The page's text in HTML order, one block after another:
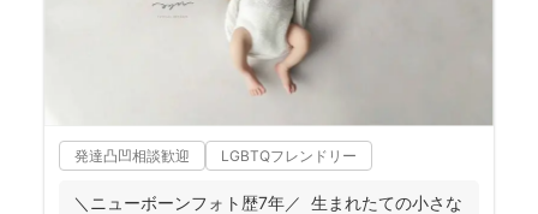
発達凸凹相談歓迎 LGBTQフレンドリー
＼ニューボーンフォト歴7年／ 生まれたての小さな